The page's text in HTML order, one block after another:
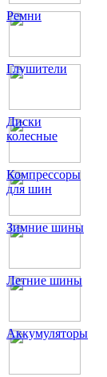
Ремни
Глушители
Диски
колесные
Компрессоры
для шин
Зимние шины
Летние шины
Аккумуляторы